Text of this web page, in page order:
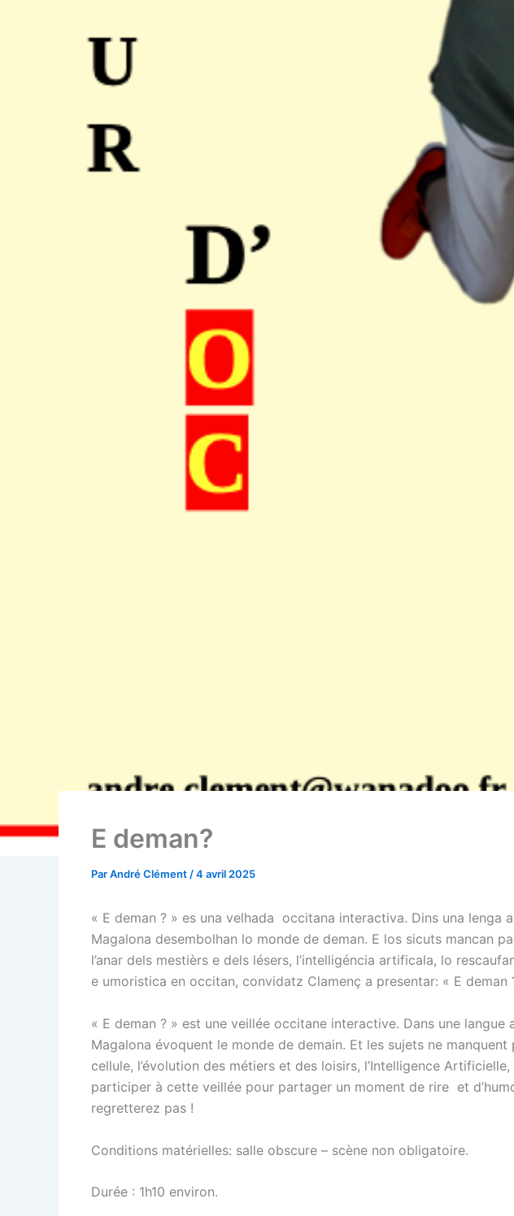
E deman?
ParAndré Clément/4 avril 2025
« E deman ? » es una velhada occitana interactiva. Dins una lenga
Magalona desembolhan lo monde de deman. E los sicuts mancan
l’anar dels mestièrs e dels lésers, l’intelligéncia artificala, lo
e umoristica en occitan, convidatz Clamenç a presentar: « E deman
« E deman ? » est une veillée occitane interactive. Dans une
Magalona évoquent le monde de demain. Et les sujets ne
cellule, l’évolution des métiers et des loisirs, l’Intelligence
participer à cette veillée pour partager un moment de rire et
regretterez pas !
Conditions matérielles: salle obscure – scène non obligatoire.
Durée : 1h10 environ.